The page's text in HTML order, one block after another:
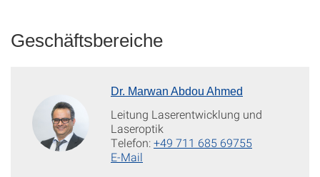
Geschäftsbereiche
Dr. Marwan Abdou Ahmed
Leitung Laserentwicklung und
Laseroptik
Telefon:+49 711 685 69755
E-Mail